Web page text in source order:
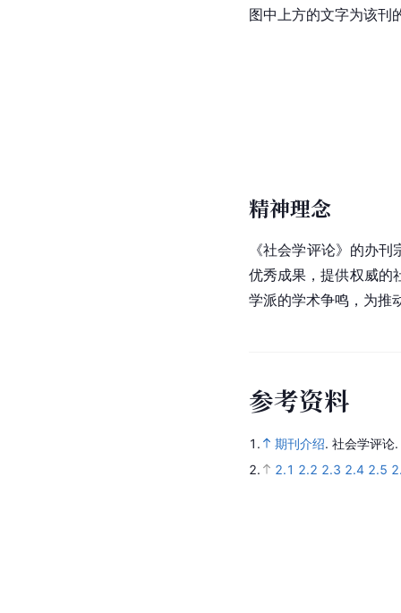
图中上方的文字为该刊
精神理念
《社会学评论》的办
优秀成果，提供权威的
学派的学术争鸣，为推
参考资料
1. 期刊介绍. 社会学评论.
2.
2.1 2.2 2.3 2.4 2.5